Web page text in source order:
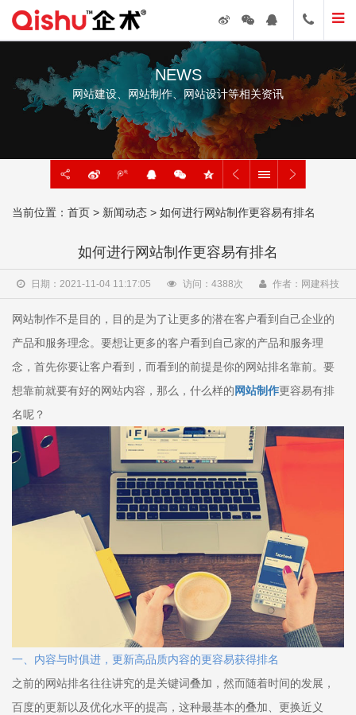
NEWS
网站建设、网站制作、网站设计等相关资讯
当前位置： 首页 > 新闻动态 > 如何进行网站制作更容易有排名
如何进行网站制作更容易有排名
日期：2021-11-04 11:17:05 访问： 4388次 作者：网建科技
网站制作不是目的，目的是为了让更多的潜在客户看到自己企业的
产品和服务理念。要想让更多的客户看到自己家的产品和服务理
念，首先你要让客户看到，而看到的前提是你的网站排名靠前。要
想靠前就要有好的网站内容，那么，什么样的网站制作更容易有排
名呢？
一、内容与时俱进，更新高品质内容的更容易获得排名
之前的网站排名往往讲究的是关键词叠加，然而随着时间的发展，
百度的更新以及优化水平的提高，这种最基本的叠加、更换近义